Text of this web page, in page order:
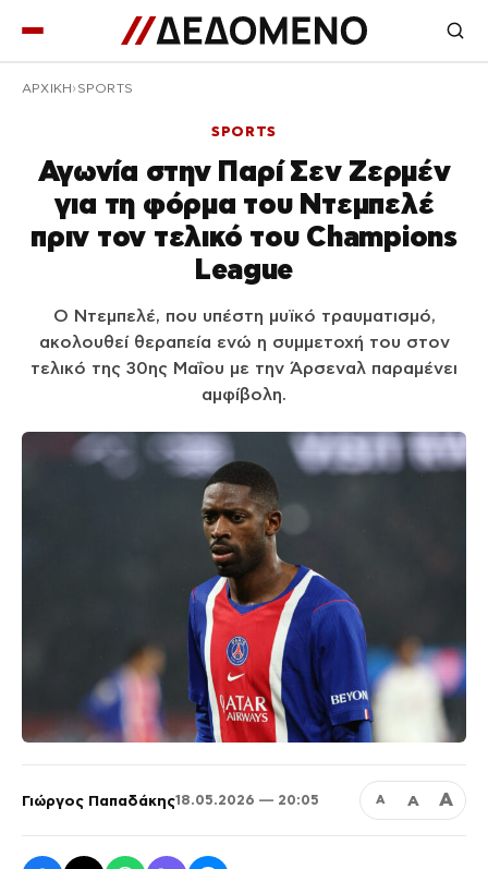
ΑΡΧΙΚΉ SPORTS
SPORTS
Αγωνία στην Παρί Σεν Ζερμέν
για τη φόρμα του Ντεμπελέ
πριν τον τελικό του Champions
League
Ο Ντεμπελέ, που υπέστη μυϊκό τραυματισμό,
ακολουθεί θεραπεία ενώ η συμμετοχή του στον
τελικό της 30ης Μαΐου με την Άρσεναλ παραμένει
αμφίβολη.
Γιώργος Παπαδάκης18.05.2026 — 20:05 Α Α Α